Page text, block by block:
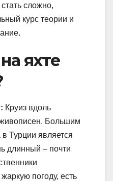
сложно,
курс теории и
яхте
Круиз вдоль
Большим
Турции является
длинный – почти
погоду, есть